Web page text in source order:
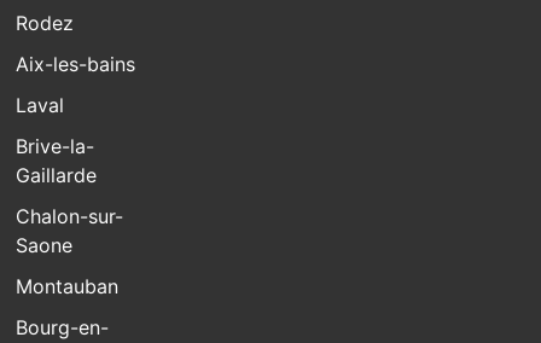
Rodez
Aix-les-bains
Laval
Brive-la-
Gaillarde
Chalon-sur-
Saone
Montauban
Bourg-en-